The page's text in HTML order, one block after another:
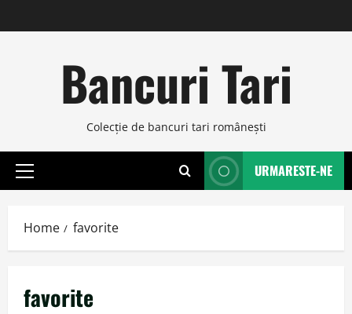
to
Bancuri Tari
Colecţie de bancuri tari româneşti
Primary
URMARESTE-NE
Home favorite
favorite